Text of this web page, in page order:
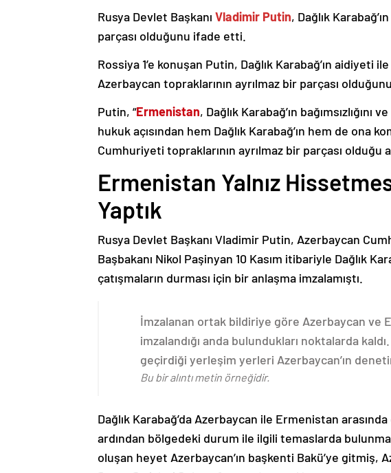
Rusya Devlet Başkanı Vladimir Putin, Dağlık
parçası olduğunu ifade etti.
Rossiya 1’e konuşan Putin, Dağlık Karabağ’ın
Azerbaycan topraklarının ayrılmaz bir parçası
Putin, “Ermenistan, Dağlık Karabağ’ın
hukuk açısından hem Dağlık Karabağ’ın hem de ona
Cumhuriyeti topraklarının ayrılmaz bir parçası olduğu
Ermenistan Yalnız
Yaptık
Rusya Devlet Başkanı Vladimir Putin, Azerbaycan
Başbakanı Nikol Paşinyan 10 Kasım itibariyle Dağlık
çatışmaların durması için bir anlaşma imzalamıştı.
İmzalanan ortak bildiriye göre Azerbaycan ve
imzalandığı anda bulundukları noktalarda
geçirdiği yerleşim yerleri Azerbaycan’ın
Bu bir alıntı metin örneğidir.
Dağlık Karabağ’da Azerbaycan ile Ermenistan
ardından bölgedeki durum ile ilgili temaslarda
oluşan heyet Azerbaycan’ın başkenti Bakü’ye gitmiş,